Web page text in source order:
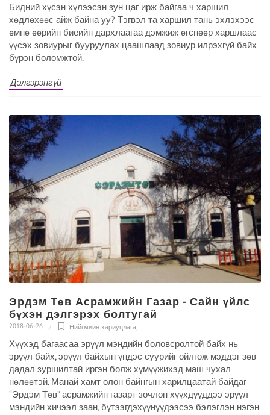
Бидний хүсэн хүлээсэн зун цаг ирж байгаа ч харшил
хөдлөхөөс айж байна уу? Тэгвэл та харшил тань эхлэхээс
өмнө өөрийн биеийн дархлаагаа дэмжиж өгснөөр харшлаас
үүсэх зовиурыг бууруулах цаашлаад зовиур илрэхгүй байх
бүрэн боломжтой.
Дэлгэрэнгүй
Эрдэм Төв Асрамжийн Газар - Сайн үйлс
бүхэн дэлгэрэх болтугай
2018-06-26 Нийгмийн хариуцлага
Хүүхэд багаасаа эрүүл мэндийн боловсролтой байх нь
эрүүл байх, эрүүл байхын үндэс суурийг ойлгож мэддэг зөв
дадал зуршилтай иргэн болж хүмүүжихэд маш чухал
нөлөөтэй. Манай хамт олон байнгын харилцаатай байдаг
“Эрдэм Төв” асрамжийн газарт зочлон хүүхдүүддээ эрүүл
мэндийн хичээл заан, бүтээгдэхүүнүүдээсээ бэлэглэн нэгэн